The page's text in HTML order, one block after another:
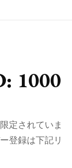
1000
定されていま
登録は下記リ